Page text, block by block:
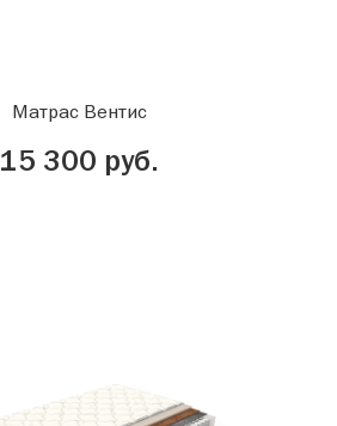
Матрас Вентис
15 300 руб.